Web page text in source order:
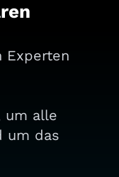
Experten
um alle
um das